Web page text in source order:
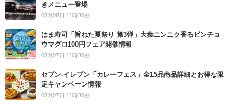
きメニュー登場
08月08日 11時30分
はま寿司「旨ねた夏祭り 第3弾」大葉ニンニク香るビンチョ
ウマグロ100円フェア開催情報
08月07日 11時30分
セブン‐イレブン「カレーフェス」全15品商品詳細とお得な限
定キャンペーン情報
08月07日 11時30分